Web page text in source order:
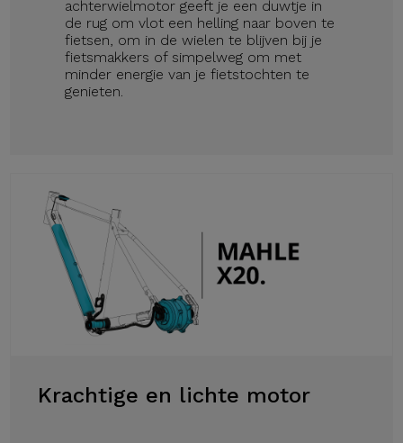
achterwielmotor geeft je een duwtje in
de rug om vlot een helling naar boven te
fietsen, om in de wielen te blijven bij je
fietsmakkers of simpelweg om met
minder energie van je fietstochten te
genieten.
Krachtige en lichte motor